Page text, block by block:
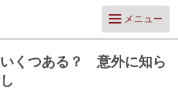
メニュー
いくつある？ 意外に知ら